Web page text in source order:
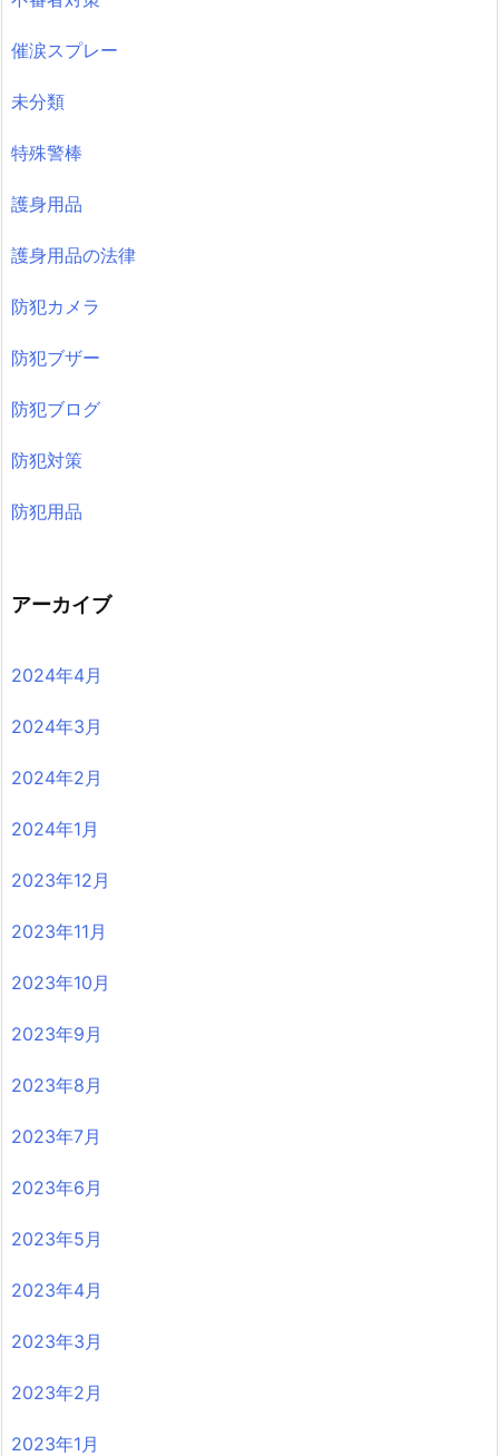
催涙スプレー
未分類
特殊警棒
護身用品
護身用品の法律
防犯カメラ
防犯ブザー
防犯ブログ
防犯対策
防犯用品
アーカイブ
2024年4月
2024年3月
2024年2月
2024年1月
2023年12月
2023年11月
2023年10月
2023年9月
2023年8月
2023年7月
2023年6月
2023年5月
2023年4月
2023年3月
2023年2月
2023年1月